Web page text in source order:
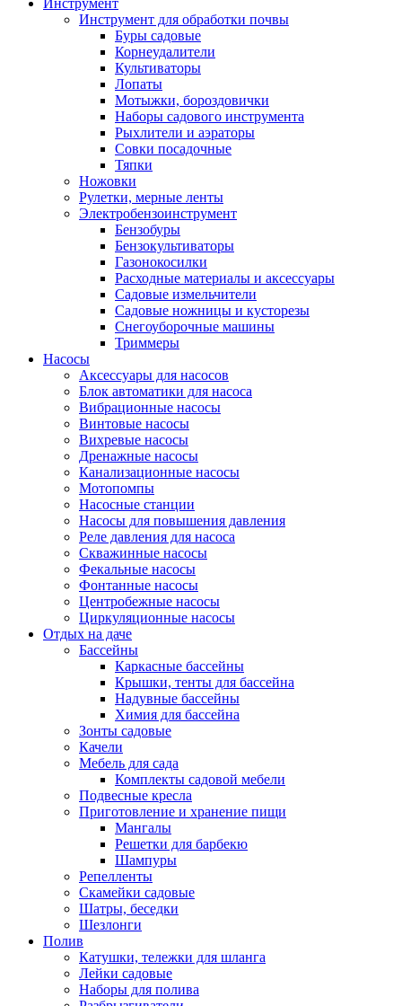
Инструмент
Инструмент для обработки почвы
Буры садовые
Корнеудалители
Культиваторы
Лопаты
Мотыжки, бороздовички
Наборы садового инструмента
Рыхлители и аэраторы
Совки посадочные
Тяпки
Ножовки
Рулетки, мерные ленты
Электробензоинструмент
Бензобуры
Бензокультиваторы
Газонокосилки
Расходные материалы и аксессуары
Садовые измельчители
Садовые ножницы и кусторезы
Снегоуборочные машины
Триммеры
Насосы
Аксессуары для насосов
Блок автоматики для насоса
Вибрационные насосы
Винтовые насосы
Вихревые насосы
Дренажные насосы
Канализационные насосы
Мотопомпы
Насосные станции
Насосы для повышения давления
Реле давления для насоса
Скважинные насосы
Фекальные насосы
Фонтанные насосы
Центробежные насосы
Циркуляционные насосы
Отдых на даче
Бассейны
Каркасные бассейны
Крышки, тенты для бассейна
Надувные бассейны
Химия для бассейна
Зонты садовые
Качели
Мебель для сада
Комплекты садовой мебели
Подвесные кресла
Приготовление и хранение пищи
Мангалы
Решетки для барбекю
Шампуры
Репелленты
Скамейки садовые
Шатры, беседки
Шезлонги
Полив
Катушки, тележки для шланга
Лейки садовые
Наборы для полива